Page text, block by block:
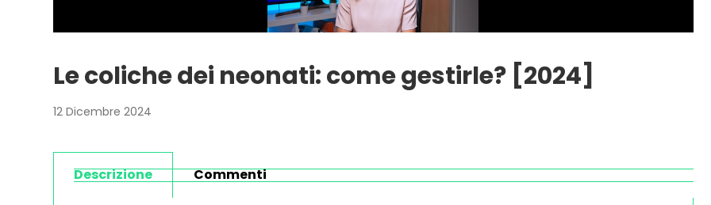
Le coliche dei neonati: come gestirle? [2024]
12 Dicembre 2024
Descrizione Commenti